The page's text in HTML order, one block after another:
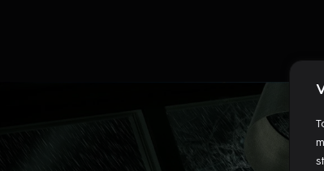
příliš mnoho videí současně. Pokud chcete
jiných
Více o limitu